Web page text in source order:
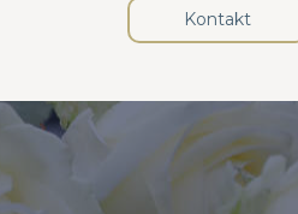
Kontakt